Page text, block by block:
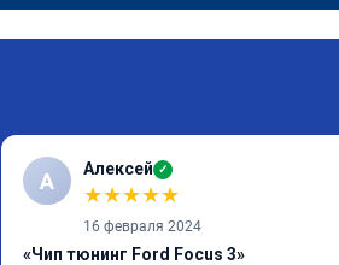
А Алексей ✓
★★★★★
16 февраля 2024
«Чип тюнинг Ford Focus 3»